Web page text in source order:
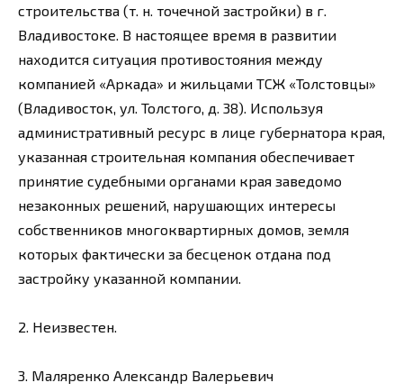
строительства (т. н. точечной застройки) в г.
Владивостоке. В настоящее время в развитии
находится ситуация противостояния между
компанией «Аркада» и жильцами ТСЖ «Толстовцы»
(Владивосток, ул. Толстого, д. 38). Используя
административный ресурс в лице губернатора края,
указанная строительная компания обеспечивает
принятие судебными органами края заведомо
незаконных решений, нарушающих интересы
собственников многоквартирных домов, земля
которых фактически за бесценок отдана под
застройку указанной компании.
2. Неизвестен.
3. Маляренко Александр Валерьевич